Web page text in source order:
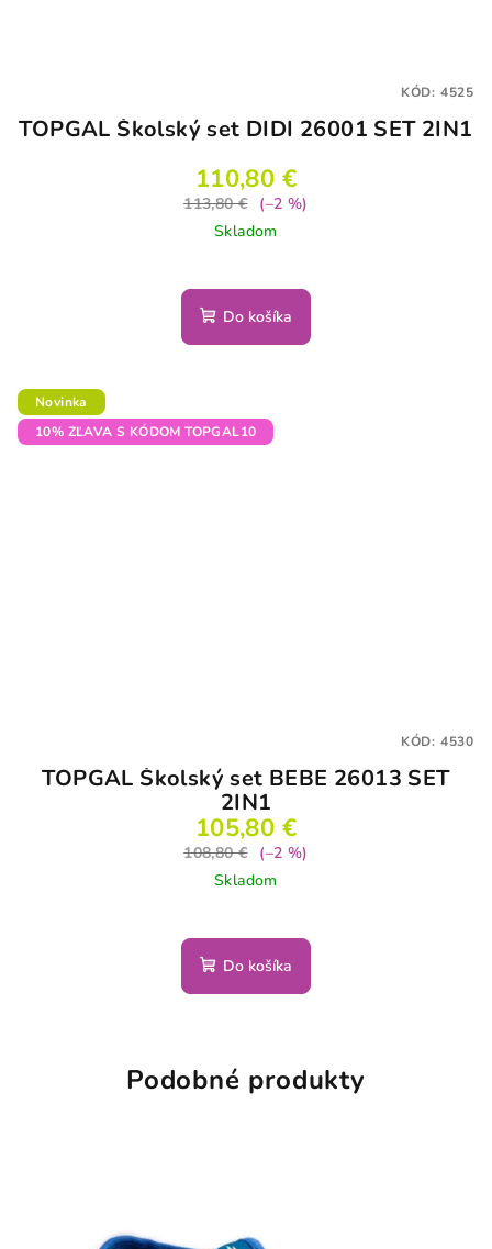
TOPGAL Školský set DIDI 26001 SET 2IN1
110,80 €
113,80 €
(–2 %)
Skladom
Do košíka
KÓD: 4525
Novinka
10% ZĽAVA S KÓDOM TOPGAL10
TOPGAL Školský set BEBE 26013 SET
2IN1
105,80 €
108,80 €
(–2 %)
Skladom
Do košíka
KÓD: 4530
Podobné produkty